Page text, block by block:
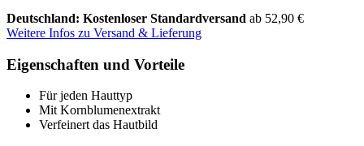
Deutschland: Kostenloser Standardversand ab 52,90 €
Weitere Infos zu Versand & Lieferung
Eigenschaften und Vorteile
Für jeden Hauttyp
Mit Kornblumenextrakt
Verfeinert das Hautbild